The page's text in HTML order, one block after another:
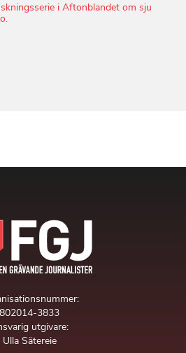
i Aftonblandet om sju
802014-3833
utgivare:
Ulla Sätereie